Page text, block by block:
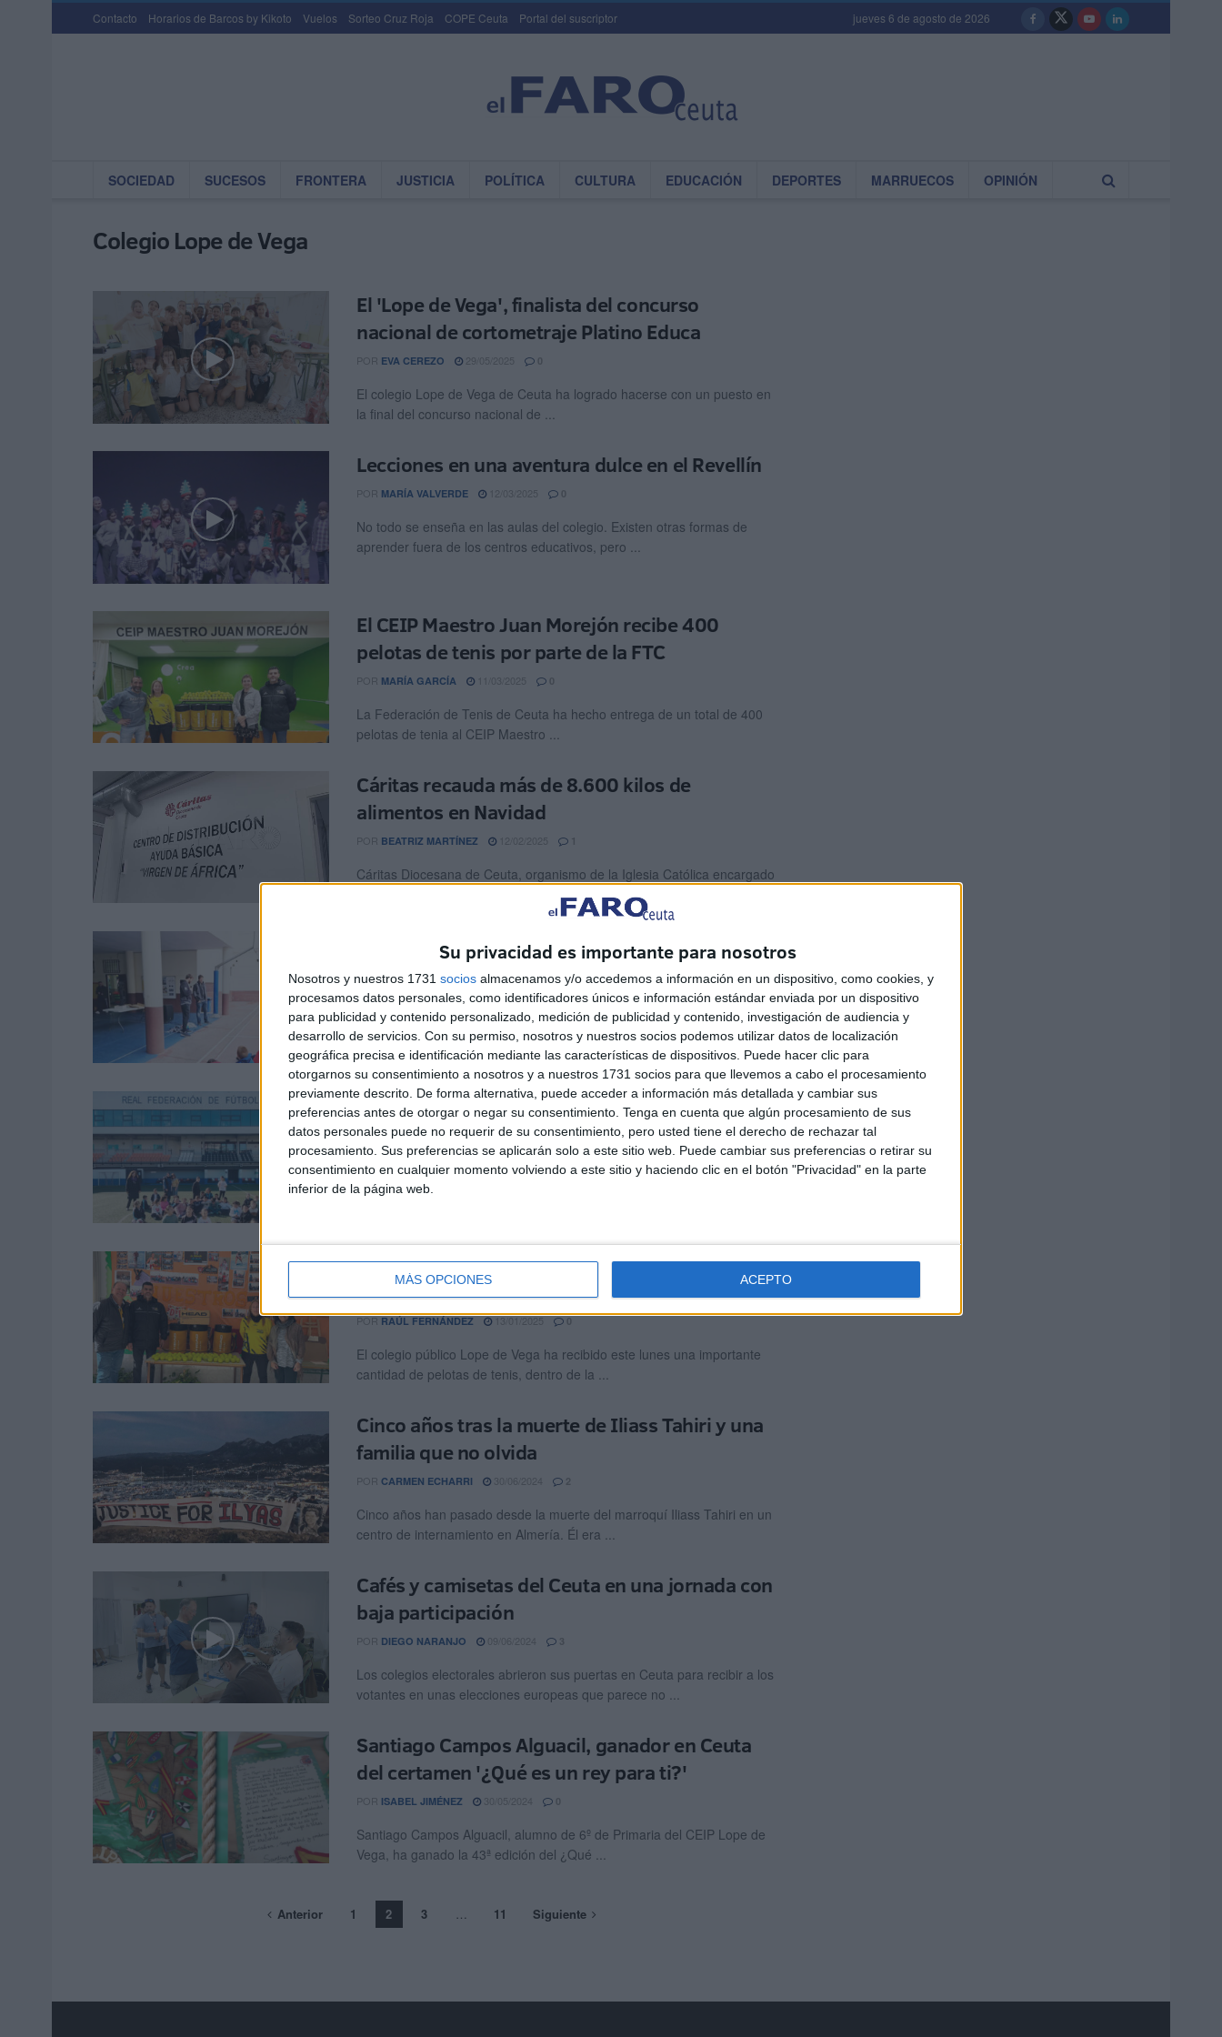
Su privacidad es importante para nosotros
Nosotros y nuestros 1731 socios almacenamos y/o accedemos a información en un dispositivo, como cookies, y
procesamos datos personales, como identificadores únicos e información estándar enviada por un dispositivo
para publicidad y contenido personalizado, medición de publicidad y contenido, investigación de audiencia y
desarrollo de servicios. Con su permiso, nosotros y nuestros socios podemos utilizar datos de localización
geográfica precisa e identificación mediante las características de dispositivos. Puede hacer clic para
otorgarnos su consentimiento a nosotros y a nuestros 1731 socios para que llevemos a cabo el procesamiento
previamente descrito. De forma alternativa, puede acceder a información más detallada y cambiar sus
preferencias antes de otorgar o negar su consentimiento. Tenga en cuenta que algún procesamiento de sus
datos personales puede no requerir de su consentimiento, pero usted tiene el derecho de rechazar tal
procesamiento. Sus preferencias se aplicarán solo a este sitio web. Puede cambiar sus preferencias o retirar su
consentimiento en cualquier momento volviendo a este sitio y haciendo clic en el botón "Privacidad" en la parte
inferior de la página web.
MÁS OPCIONES ACEPTO
Contacto Horarios de Barcos by Kikoto Vuelos Sorteo Cruz Roja COPE Ceuta Portal del suscriptor jueves 6 de agosto de 2026
SOCIEDAD SUCESOS FRONTERA JUSTICIA POLÍTICA CULTURA EDUCACIÓN DEPORTES MARRUECOS OPINIÓN
Colegio Lope de Vega
El 'Lope de Vega', finalista del concurso
nacional de cortometraje Platino Educa
POR EVA CEREZO 0
El colegio Lope de Vega de Ceuta ha logrado hacerse con un puesto en
la final del concurso nacional de ...
Lecciones en una aventura dulce en el Revellín
POR MARÍA VALVERDE 0
No todo se enseña en las aulas del colegio. Existen otras formas de
aprender fuera de los centros educativos, pero ...
El CEIP Maestro Juan Morejón recibe 400
pelotas de tenis por parte de la FTC
POR MARÍA GARCÍA 0
La Federación de Tenis de Ceuta ha hecho entrega de un total de 400
pelotas de tenia al CEIP Maestro ...
Cáritas recauda más de 8.600 kilos de
alimentos en Navidad
POR BEATRIZ MARTÍNEZ 1
Cáritas Diocesana de Ceuta, organismo de la Iglesia Católica encargado
de orientar y promover la acción caritativo social en la ...
El CN Caballa acerca el waterpolo a los más
pequeños
POR MARÍA GARCÍA 12/02/2025 0
El waterpolo vuelve a acercarse a los más pequeños en Ceuta, con el
objetivo de que conozcan esta disciplina deportiva ...
Vuelve ‘Ceuta te enseña’ con la visita del ‘Juan
Morejón’
POR FERNANDO MORCILLO 20/01/2025
Después de las vacaciones navideñas y la vuelta a las aulas, la Real
La Federación de tenis dona 400 pelotas al
‘Lope de Vega’
POR RAÚL FERNÁNDEZ 13/01/2025 0
El colegio público Lope de Vega ha recibido este lunes una importante
cantidad de pelotas de tenis, dentro de la ...
Cinco años tras la muerte de Iliass Tahiri y una
familia que no olvida
POR CARMEN ECHARRI 2
Cinco años han pasado desde la muerte del marroquí Iliass Tahiri en un
centro de internamiento en Almería. Él era ...
Cafés y camisetas del Ceuta en una jornada con
baja participación
POR DIEGO NARANJO 3
Los colegios electorales abrieron sus puertas en Ceuta para recibir a los
votantes en unas elecciones europeas que parece no ...
Santiago Campos Alguacil, ganador en Ceuta
del certamen '¿Qué es un rey para ti?'
POR ISABEL JIMÉNEZ 0
Santiago Campos Alguacil, alumno de 6º de Primaria del CEIP Lope de
Vega, ha ganado la 43ª edición del ¿Qué ...
Anterior 1 2 3 11 Siguiente